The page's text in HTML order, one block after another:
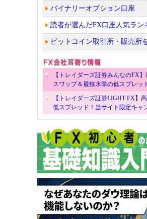
バイナリーオプション口座
読者が選んだFX口座人気ラン
ビットコイン取引所・販売所
【トレイダーズ証券みんなのFX
スワップ＆最狭水準の低スプレッ
【トレイダーズ証券LIGHT FX】
低スプレッド！当サイト限定キャ